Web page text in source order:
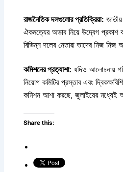
রাজনৈতিক দলগুলোর প্রতিক্রিয়া:
ঐকমত্যের অভাব নিয়ে উদ্বেগ প্রকাশ
বিভিন্ন দলের নেতারা তাদের নিজ
কমিশনের প্রত্যাশা: যদিও আলোচনায়
নিয়োগ কমিটির প্রস্তাব এবং
কমিশন আশা করছে, জুলাইয়ের মধ্যেই
Share this: